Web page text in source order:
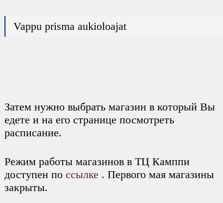
Vappu prisma aukioloajat
Затем нужно выбрать магазин в который Вы
едете и на его странице посмотреть
расписание.
Режим работы магазинов в ТЦ Камппи
доступен по ссылке . Первого мая магазины
закрыты.